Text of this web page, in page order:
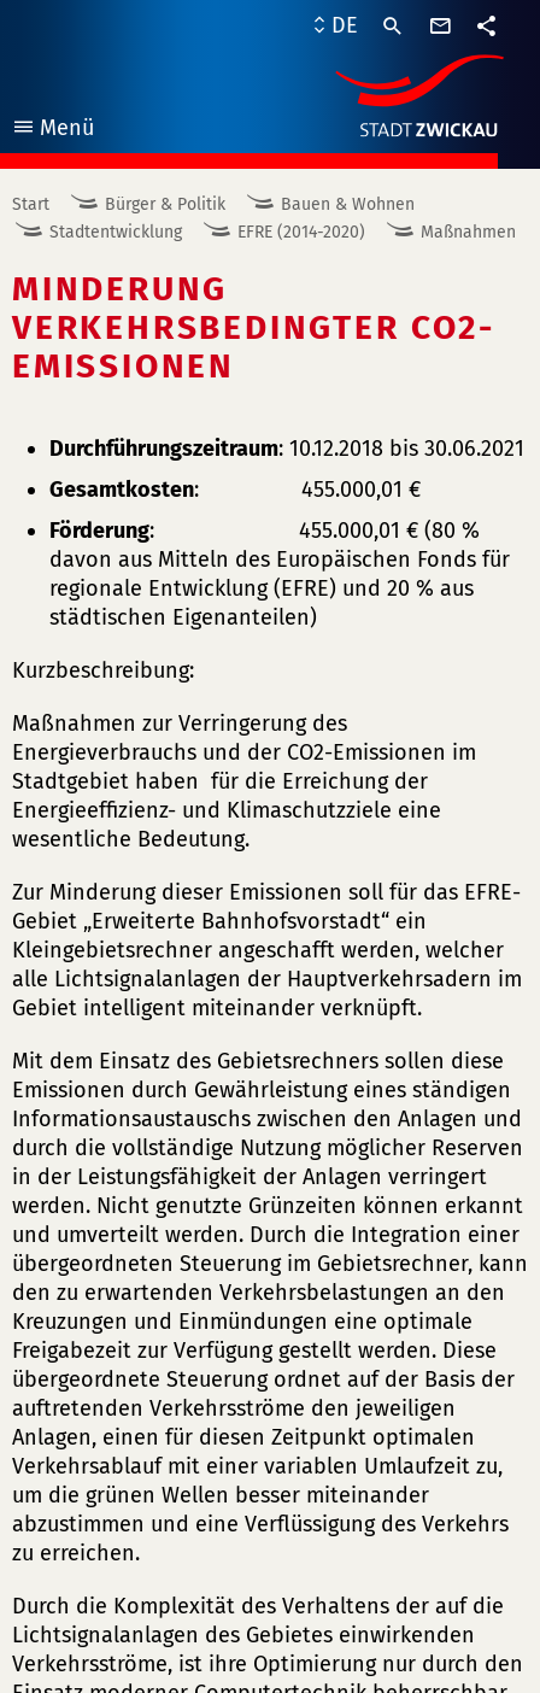
Menü
öffnen
DE
Start Bürger & Politik
Bauen & Wohnen
Stadtentwicklung
EFRE (2014-2020) Maßnahmen
MINDERUNG
VERKEHRSBEDINGTER CO2-
EMISSIONEN
Durchführungszeitraum: 10.12.2018 bis 30.06.2021
Gesamtkosten: 455.000,01 €
Förderung: 455.000,01 € (80 %
davon aus Mitteln des Europäischen Fonds für
regionale Entwicklung (EFRE) und 20 % aus
städtischen Eigenanteilen)
Kurzbeschreibung:
Maßnahmen zur Verringerung des
Energieverbrauchs und der CO2-Emissionen im
Stadtgebiet haben für die Erreichung der
Energieeffizienz- und Klimaschutzziele eine
wesentliche Bedeutung.
Zur Minderung dieser Emissionen soll für das EFRE-
Gebiet „Erweiterte Bahnhofsvorstadt“ ein
Kleingebietsrechner angeschafft werden, welcher
alle Lichtsignalanlagen der Hauptverkehrsadern im
Gebiet intelligent miteinander verknüpft.
Mit dem Einsatz des Gebietsrechners sollen diese
Emissionen durch Gewährleistung eines ständigen
Informationsaustauschs zwischen den Anlagen und
durch die vollständige Nutzung möglicher Reserven
in der Leistungsfähigkeit der Anlagen verringert
werden. Nicht genutzte Grünzeiten können erkannt
und umverteilt werden. Durch die Integration einer
übergeordneten Steuerung im Gebietsrechner, kann
den zu erwartenden Verkehrsbelastungen an den
Kreuzungen und Einmündungen eine optimale
Freigabezeit zur Verfügung gestellt werden. Diese
übergeordnete Steuerung ordnet auf der Basis der
auftretenden Verkehrsströme den jeweiligen
Anlagen, einen für diesen Zeitpunkt optimalen
Verkehrsablauf mit einer variablen Umlaufzeit zu,
um die grünen Wellen besser miteinander
abzustimmen und eine Verflüssigung des Verkehrs
zu erreichen.
Durch die Komplexität des Verhaltens der auf die
Lichtsignalanlagen des Gebietes einwirkenden
Verkehrsströme, ist ihre Optimierung nur durch den